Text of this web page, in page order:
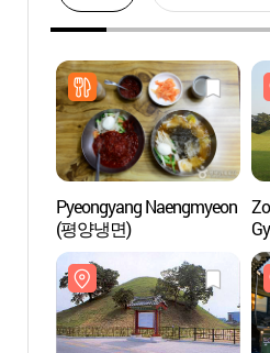
Pyeongyang Naengmyeon
(평양냉면)
(